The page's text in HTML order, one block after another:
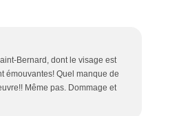
Bernard, dont le visage est
émouvantes! Quel manque de
Même pas. Dommage et